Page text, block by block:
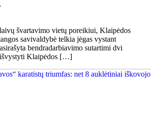
švartavimo vietų poreikiui, Klaipėdos
savivaldybė telkia jėgas vystant
bendradarbiavimo sutartimi dvi
išvystyti Klaipėdos […]